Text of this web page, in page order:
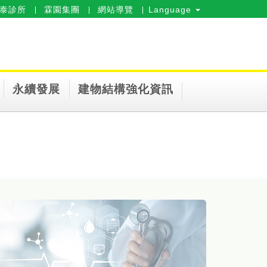
診所 霖園集團 網站導覽 Language
永續發展 建物結構強化資訊